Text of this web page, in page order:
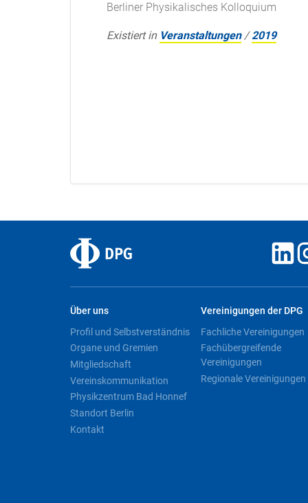
Berliner Physikalisches Kolloquium
Existiert in Veranstaltungen /2019
Über uns
Profil und Selbstverständnis
Organe und Gremien
Mitgliedschaft
Vereinskommunikation
Physikzentrum Bad Honnef
Standort Berlin
Kontakt
Vereinigungen der DPG
Fachliche Vereinigungen
Fachübergreifende
Vereinigungen
Regionale Vereinigungen